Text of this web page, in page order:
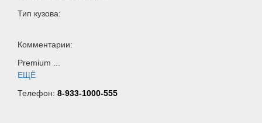
Тип кузова:
Комментарии:
Premium ...
ЕЩЁ
Телефон: 8-933-1000-555